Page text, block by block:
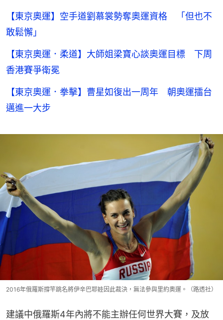
【東京奧運】空手道劉慕裳勢奪奧運資格 「但也不
敢鬆懈」
【東京奧運．柔道】大師姐梁寶心談奧運目標 下周
香港賽爭衛冕
【東京奧運．拳擊】曹星如復出一周年 朝奧運擂台
邁進一大步
2016年俄羅斯撐竿跳名將伊辛巴耶娃因此裁決，無法參與里約奧運。（路透社）
建議中俄羅斯4年內將不能主辦任何世界大賽，及放